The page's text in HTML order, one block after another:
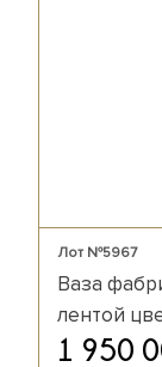
Лот №5967
Ваза
лентой
1 950